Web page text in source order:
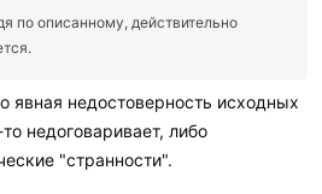
по описанному, действительно
явная недостоверность исходных
недоговаривает, либо
"странности".